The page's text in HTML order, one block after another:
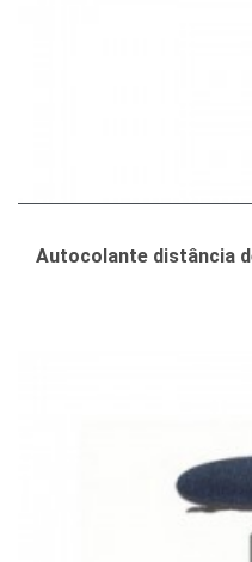
Autocolante distância